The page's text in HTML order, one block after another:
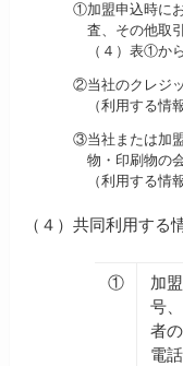
①加盟申込時に
査、その他取
（４）表①か
②当社のクレジ
（利用する
③当社または加
物・印刷物の
（利用する
（４）共同利用する
①
加
号
者
電